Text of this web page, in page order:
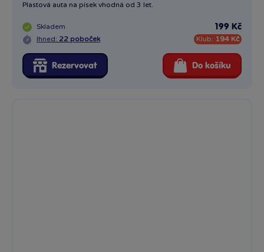
Plastová auta na písek vhodná od 3 let.
Skladem
Ihned: 22 poboček
199 Kč
Klub: 194 Kč
Rezervovat Do košíku